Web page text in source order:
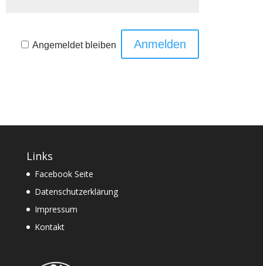
Angemeldet bleiben
Links
Facebook Seite
Datenschutzerklärung
Impressum
Kontakt